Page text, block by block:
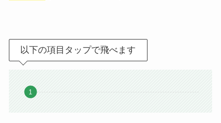
以下の項目タップで飛べます